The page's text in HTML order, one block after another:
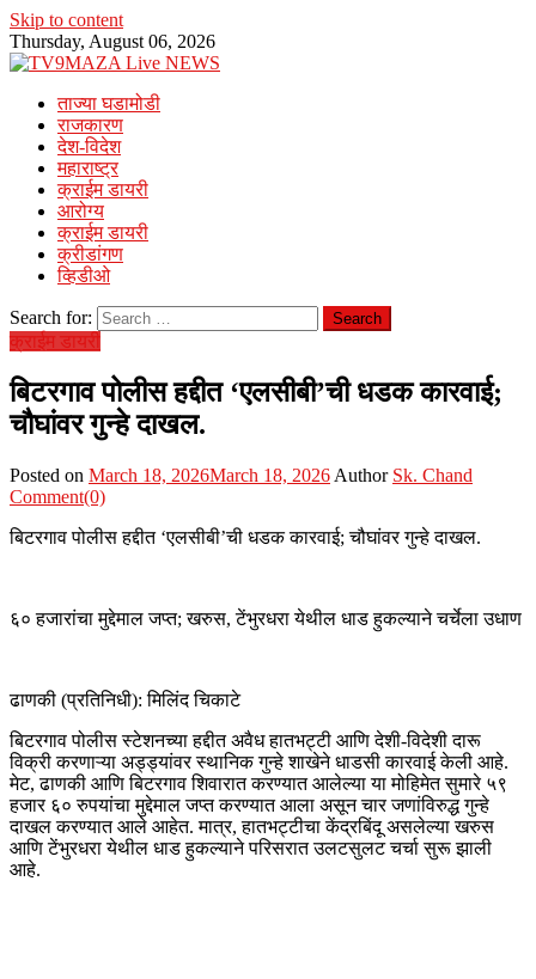
Skip to content
Thursday, August 06, 2026
ताज्या घडामोडी
राजकारण
देश-विदेश
महाराष्ट्र
क्राईम डायरी
आरोग्य
क्राईम डायरी
क्रीडांगण
व्हिडीओ
Search for:
क्राईम डायरी
बिटरगाव पोलीस हद्दीत ‘एलसीबी’ची धडक कारवाई;
चौघांवर गुन्हे दाखल.
Posted on March 18, 2026March 18, 2026 Author Sk. Chand
Comment(0)
बिटरगाव पोलीस हद्दीत ‘एलसीबी’ची धडक कारवाई; चौघांवर गुन्हे दाखल.
६० हजारांचा मुद्देमाल जप्त; खरुस, टेंभुरधरा येथील धाड हुकल्याने चर्चेला उधाण
ढाणकी (प्रतिनिधी): मिलिंद चिकाटे
बिटरगाव पोलीस स्टेशनच्या हद्दीत अवैध हातभट्टी आणि देशी-विदेशी दारू
विक्री करणाऱ्या अड्ड्यांवर स्थानिक गुन्हे शाखेने धाडसी कारवाई केली आहे.
मेट, ढाणकी आणि बिटरगाव शिवारात करण्यात आलेल्या या मोहिमेत सुमारे ५९
हजार ६० रुपयांचा मुद्देमाल जप्त करण्यात आला असून चार जणांविरुद्ध गुन्हे
दाखल करण्यात आले आहेत. मात्र, हातभट्टीचा केंद्रबिंदू असलेल्या खरुस
आणि टेंभुरधरा येथील धाड हुकल्याने परिसरात उलटसुलट चर्चा सुरू झाली
आहे.